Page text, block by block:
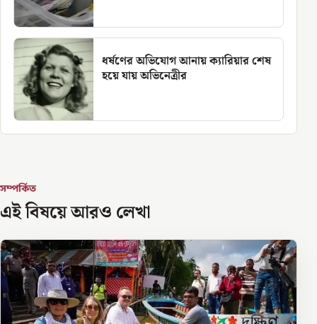
ধর্ষণের অভিযোগ আনায় ক্যারিয়ার শেষ
হয়ে যায় অভিনেত্রীর
সম্পর্কিত
এই বিষয়ে আরও লেখা